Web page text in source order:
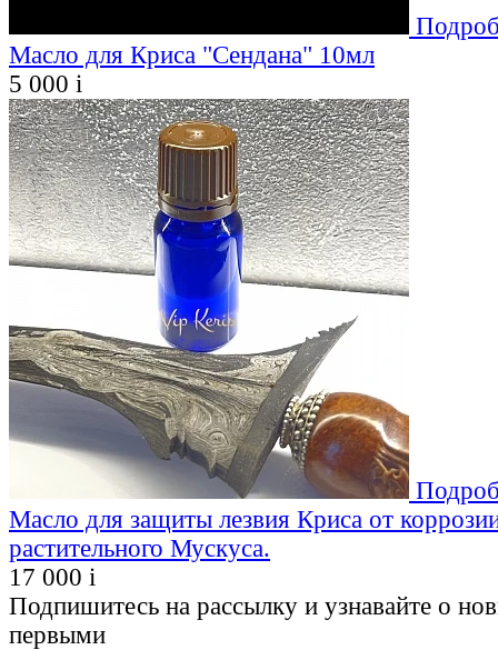
Масло для Криса "Сендана" 10мл
5 000 i
Масло для защиты лезвия Криса от
растительного Мускуса.
17 000 i
Подпишитесь на рассылку и узнавайте о
первыми